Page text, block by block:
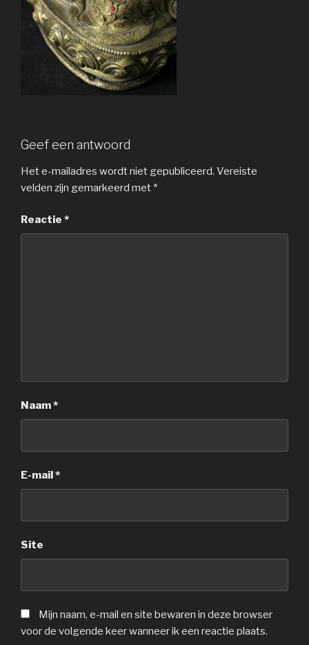
Geef een antwoord
Het e-mailadres wordt niet gepubliceerd. Vereiste
velden zijn gemarkeerd met *
Reactie *
Naam*
E-mail*
Site
Mijn naam, e-mail en site bewaren in deze browser
voor de volgende keer wanneer ik een reactie plaats.